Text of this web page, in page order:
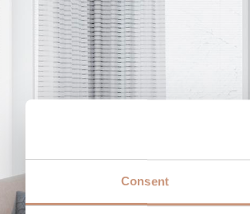
Consent